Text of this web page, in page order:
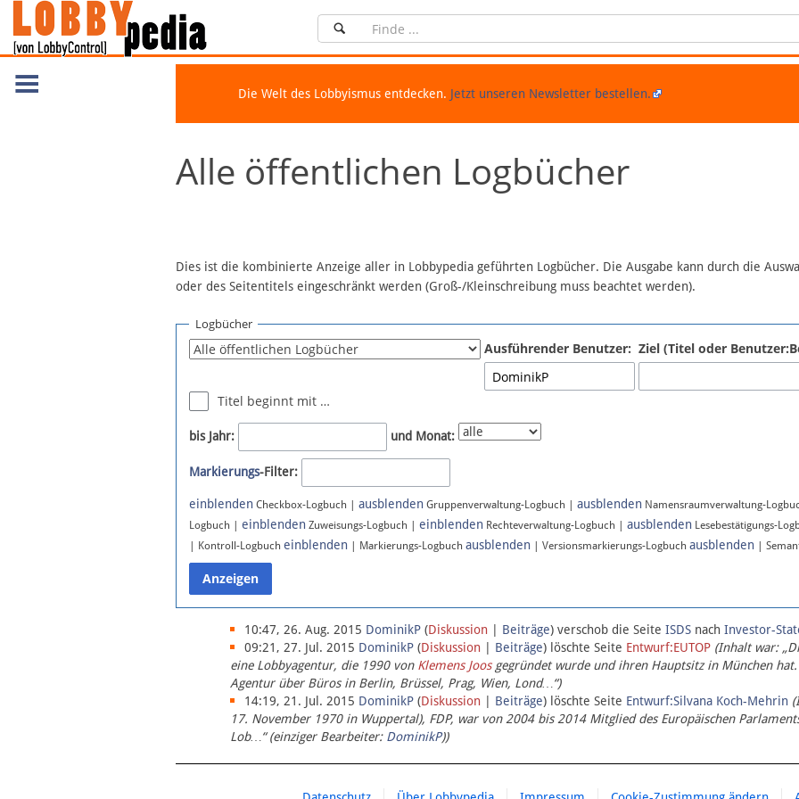
Die Welt des Lobbyismus entdecken. Jetzt unseren Newsletter bestellen.
Alle öffentlichen Logbücher
Dies ist die kombinierte Anzeige aller in Lobbypedia geführten Logbücher. Die Ausgabe kann durch die
oder des Seitentitels eingeschränkt werden (Groß-/Kleinschreibung muss beachtet werden).
Logbücher
Ausführender Benutzer: Ziel (Titel oder
Titel beginnt mit …
bis Jahr: und Monat:
Markierungs-Filter:
einblenden Checkbox-Logbuch | ausblenden Gruppenverwaltung-Logbuch | ausblenden Namensraumverwaltung-
Logbuch | einblenden Zuweisungs-Logbuch | einblenden Rechteverwaltung-Logbuch | ausblenden Lesebestätigungs-
| Kontroll-Logbuch einblenden | Markierungs-Logbuch ausblenden | Versionsmarkierungs-Logbuch ausblenden |
10:47, 26. Aug. 2015 DominikP (Diskussion | Beiträge) verschob die Seite ISDS nach Investor-
09:21, 27. Jul. 2015 DominikP (Diskussion | Beiträge) löschte Seite Entwurf:EUTOP (Inhalt war:
eine Lobbyagentur, die 1990 von Klemens Joosgegründet wurde und ihren Hauptsitz in München
Agentur über Büros in Berlin, Brüssel, Prag, Wien, Lond…“)
14:19, 21. Jul. 2015 DominikP (Diskussion | Beiträge) löschte Seite Entwurf:Silvana Koch-Mehrin
17. November 1970 in Wuppertal), FDP, war von 2004 bis 2014 Mitglied des Europäischen
Lob…“ (einziger Bearbeiter: DominikP))